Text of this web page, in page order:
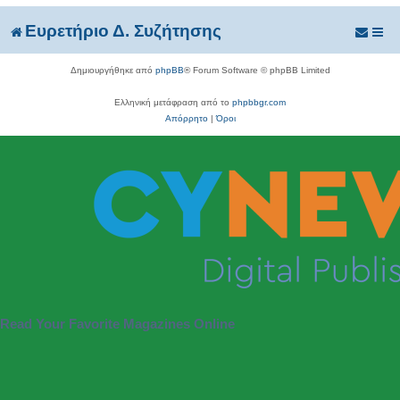
Ευρετήριο Δ. Συζήτησης
Δημιουργήθηκε από phpBB® Forum Software © phpBB Limited
Ελληνική μετάφραση από το phpbbgr.com
Απόρρητο|Όροι
Read Your Favorite Magazines Online